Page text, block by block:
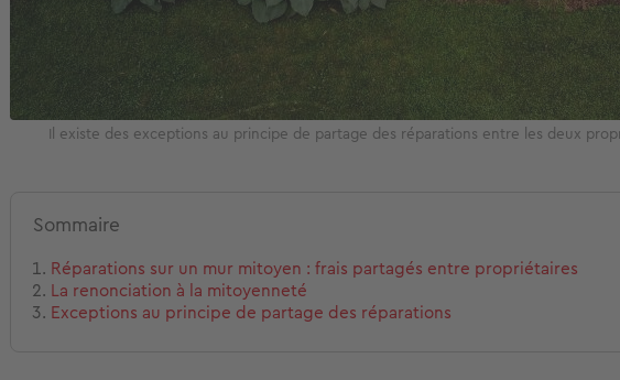
Il existe des exceptions au principe de partage des réparations entre les deux
Sommaire
Réparations sur un mur mitoyen : frais partagés entre propriétaires
La renonciation à la mitoyenneté
Exceptions au principe de partage des réparations